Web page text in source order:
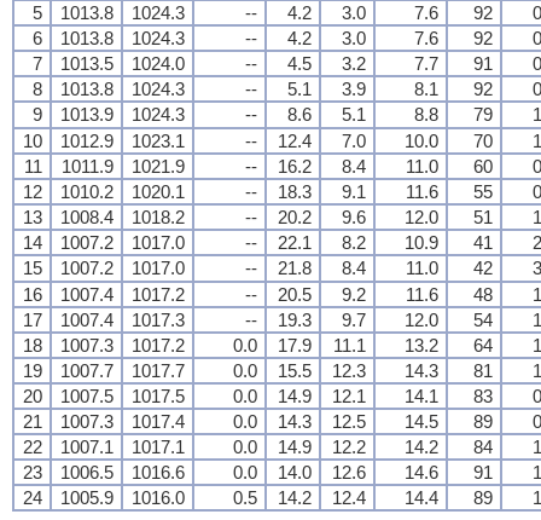
5
1013.8 1024.3 -- 4.2 3.0 7.6 92
6
1013.8 1024.3 -- 4.2 3.0 7.6 92
7
1013.5 1024.0 -- 4.5 3.2 7.7 91
8
1013.8 1024.3 -- 5.1 3.9 8.1 92
9
1013.9 1024.3 -- 8.6 5.1 8.8 79
10
1012.9 1023.1 -- 12.4 7.0 10.0 70
11
1011.9 1021.9 -- 16.2 8.4 11.0 60
12
1010.2 1020.1 -- 18.3 9.1 11.6 55
13
1008.4 1018.2 -- 20.2 9.6 12.0 51
14
1007.2 1017.0 -- 22.1 8.2 10.9 41
15
1007.2 1017.0 -- 21.8 8.4 11.0 42
16
1007.4 1017.2 -- 20.5 9.2 11.6 48
17
1007.4 1017.3 -- 19.3 9.7 12.0 54
18
1007.3 1017.2 0.0 17.9 11.1 13.2 64
19
1007.7 1017.7 0.0 15.5 12.3 14.3 81
20
1007.5 1017.5 0.0 14.9 12.1 14.1 83
21
1007.3 1017.4 0.0 14.3 12.5 14.5 89
22
1007.1 1017.1 0.0 14.9 12.2 14.2 84
23
1006.5 1016.6 0.0 14.0 12.6 14.6 91
24
1005.9 1016.0 0.5 14.2 12.4 14.4 89